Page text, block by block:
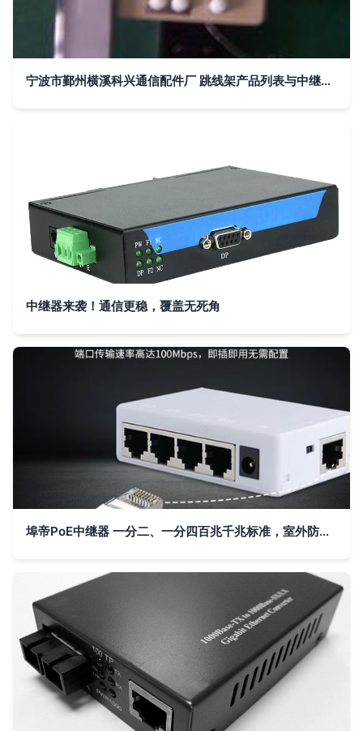
宁波市鄞州横溪科兴通信配件厂 跳线架产品列表与中继器应用解析
中继器来袭！通信更稳，覆盖无死角
埠帝PoE中继器 一分二、一分四百兆千兆标准，室外防水级联宝助力网络延伸